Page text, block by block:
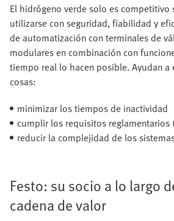
El hidrógeno verde solo es
utilizarse con seguridad, fiabilidad y
de automatización con terminales de
modulares en combinación con
tiempo real lo hacen posible. Ayudan a
cosas:
minimizar los tiempos de inactividad
cumplir los requisitos reglamentarios
reducir la complejidad de los
Festo: su socio a lo largo
cadena de valor